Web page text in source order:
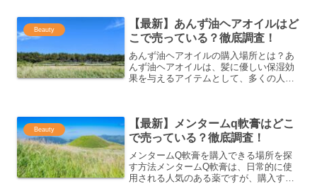
ここでは、デルマエイドの購...
Beauty
【最新】あんず油ヘアオイルはど
こで売っている？徹底調査！
あんず油ヘアオイルの購入場所とは？あ
んず油ヘアオイルは、髪に優しい保湿効
果を与えるアイテムとして、多くの人に
介します。おすすめの購入...
Beauty
【最新】メンタームq軟膏はどこ
で売っている？徹底調査！
メンタームQ軟膏を購入できる場所を探
す方法メンタームQ軟膏は、日常的に使
用される人気のある薬ですが、購入する